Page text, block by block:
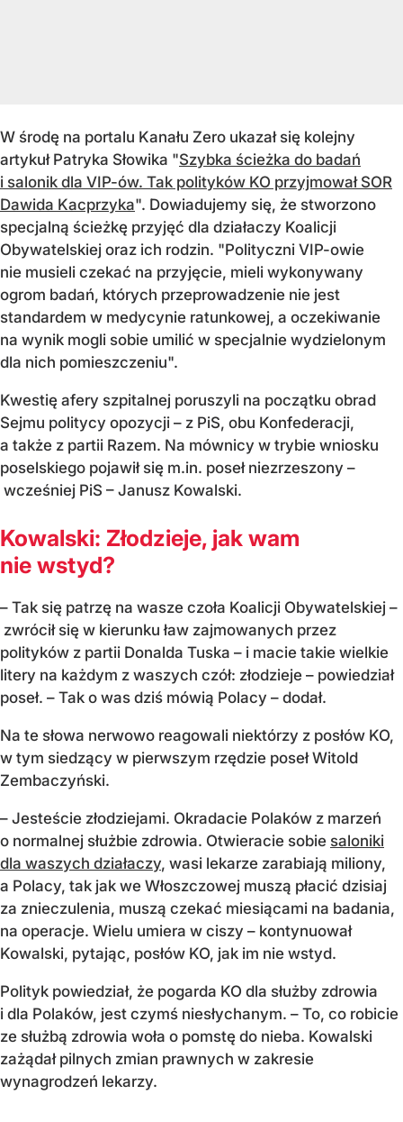
W środę na portalu Kanału Zero ukazał się kolejny
artykuł Patryka Słowika "Szybka ścieżka do badań
i salonik dla VIP-ów. Tak polityków KO przyjmował SOR
Dawida Kacprzyka". Dowiadujemy się, że stworzono
specjalną ścieżkę przyjęć dla działaczy Koalicji
Obywatelskiej oraz ich rodzin. "Polityczni VIP-owie
nie musieli czekać na przyjęcie, mieli wykonywany
ogrom badań, których przeprowadzenie nie jest
standardem w medycynie ratunkowej, a oczekiwanie
na wynik mogli sobie umilić w specjalnie wydzielonym
dla nich pomieszczeniu".
Kwestię afery szpitalnej poruszyli na początku obrad
Sejmu politycy opozycji – z PiS, obu Konfederacji,
a także z partii Razem. Na mównicy w trybie wniosku
poselskiego pojawił się m.in. poseł niezrzeszony –
wcześniej PiS – Janusz Kowalski.
Kowalski: Złodzieje, jak wam
nie wstyd?
– Tak się patrzę na wasze czoła Koalicji Obywatelskiej –
zwrócił się w kierunku ław zajmowanych przez
polityków z partii Donalda Tuska – i macie takie wielkie
litery na każdym z waszych czół: złodzieje – powiedział
poseł. – Tak o was dziś mówią Polacy – dodał.
Na te słowa nerwowo reagowali niektórzy z posłów KO,
w tym siedzący w pierwszym rzędzie poseł Witold
Zembaczyński.
– Jesteście złodziejami. Okradacie Polaków z marzeń
o normalnej służbie zdrowia. Otwieracie sobie saloniki
dla waszych działaczy, wasi lekarze zarabiają miliony,
a Polacy, tak jak we Włoszczowej muszą płacić dzisiaj
za znieczulenia, muszą czekać miesiącami na badania,
na operacje. Wielu umiera w ciszy – kontynuował
Kowalski, pytając, posłów KO, jak im nie wstyd.
Polityk powiedział, że pogarda KO dla służby zdrowia
i dla Polaków, jest czymś niesłychanym. – To, co robicie
ze służbą zdrowia woła o pomstę do nieba. Kowalski
zażądał pilnych zmian prawnych w zakresie
wynagrodzeń lekarzy.